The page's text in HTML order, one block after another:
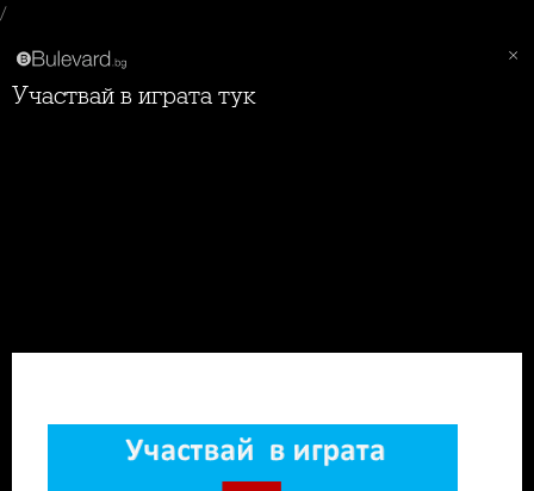
/
Участвай в играта тук